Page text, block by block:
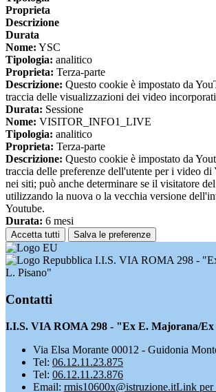
Proprieta
Descrizione
Durata
Nome: YSC
Tipologia: analitico
Proprieta: Terza-parte
Descrizione: Questo cookie è impostato da
traccia delle visualizzazioni dei video
Durata: Sessione
Nome: VISITOR_INFO1_LIVE
Tipologia: analitico
Proprieta: Terza-parte
Descrizione: Questo cookie è impostato da
traccia delle preferenze dell'utente per i video
nei siti; può anche determinare se il visitatore
utilizzando la nuova o la vecchia versione
Youtube.
Durata: 6 mesi
Accetta tutti Salva le preferenze
I.I.S. VIA ROMA 298 -
L. Pisano"
Contatti
I.I.S. VIA ROMA 298 - "Ex E. Majorana/Ex
Via Elsa Morante 00012 - Guidonia
Tel: 06.12.11.23.875
Tel: 06.12.11.23.876
Email: rmis10600x@istruzione.itLink per